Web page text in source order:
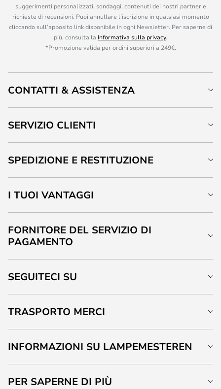
suggerimenti personalizzati, sondaggi, contenuti dei nostri partner e
richieste di recensioni. Puoi annullare l’iscrizione in qualsiasi momento
cliccando sull’apposito link disponibile in ogni Newsletter. Per saperne di
più, consulta la Informativa sulla privacy.
*Promozione valida per ordini superiori a 249€.
CONTATTI & ASSISTENZA
SERVIZIO CLIENTI
SPEDIZIONE E RESTITUZIONE
I TUOI VANTAGGI
FORNITORE DEL SERVIZIO DI
PAGAMENTO
SEGUITECI SU
TRASPORTO MERCI
INFORMAZIONI SU LAMPEMESTEREN
PER SAPERNE DI PIÙ